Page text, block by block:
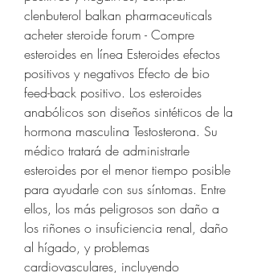
clenbuterol balkan pharmaceuticals
acheter steroide forum - Compre
esteroides en línea Esteroides efectos
positivos y negativos Efecto de bio
feed-back positivo. Los esteroides
anabólicos son diseños sintéticos de la
hormona masculina Testosterona. Su
médico tratará de administrarle
esteroides por el menor tiempo posible
para ayudarle con sus síntomas. Entre
ellos, los más peligrosos son daño a
los riñones o insuficiencia renal, daño
al hígado, y problemas
cardiovasculares, incluyendo